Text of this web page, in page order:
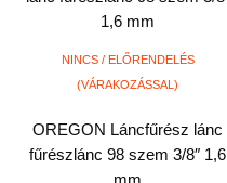
NINCS / ELŐRENDELÉS
(VÁRAKOZÁSSAL)
OREGON Láncfűrész lánc
fűrészlánc 98 szem 3/8″ 1,6